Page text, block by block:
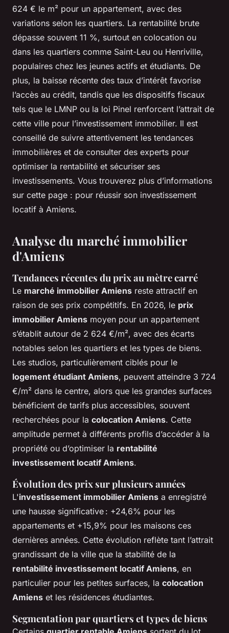
624 € le m² pour un appartement, avec des
variations selon les quartiers. La rentabilité brute
dépasse souvent 11 %, surtout en colocation ou
dans les quartiers comme Saint-Leu ou Henriville,
populaires chez les jeunes actifs et étudiants. De
plus, la baisse récente des taux d’intérêt favorise
l’accès au crédit, tandis que les dispositifs fiscaux
tels que le LMNP ou la loi Pinel renforcent l’attrait de
cette ville pour l’investissement immobilier. Il est
conseillé de suivre attentivement les tendances
immobilières et de consulter des experts pour
optimiser la rentabilité et sécuriser ses
investissements. Vous trouverez plus d’informations
sur cette page : pour réussir son investissement
locatif à Amiens.
Analyse du marché immobilier
d'Amiens
Tendances récentes du prix au mètre carré
Le marché immobilier Amiens reste attractif en
raison de ses prix compétitifs. En 2026, le prix
immobilier Amiens moyen pour un appartement
s’établit autour de 2 624 €/m², avec des écarts
notables selon les quartiers et les types de biens.
Les studios, particulièrement ciblés pour le
logement étudiant Amiens, peuvent atteindre 3 724
€/m² dans le centre, alors que les grandes surfaces
bénéficient de tarifs plus accessibles, souvent
recherchées pour la colocation Amiens. Cette
amplitude permet à différents profils d’accéder à la
propriété ou d’optimiser la rentabilité
investissement locatif Amiens.
Évolution des prix sur plusieurs années
L'investissement immobilier Amiens a enregistré
une hausse significative : +24,6% pour les
appartements et +15,9% pour les maisons ces
dernières années. Cette évolution reflète tant l’attrait
grandissant de la ville que la stabilité de la
rentabilité investissement locatif Amiens, en
particulier pour les petites surfaces, la colocation
Amiens et les résidences étudiantes.
Segmentation par quartiers et types de biens